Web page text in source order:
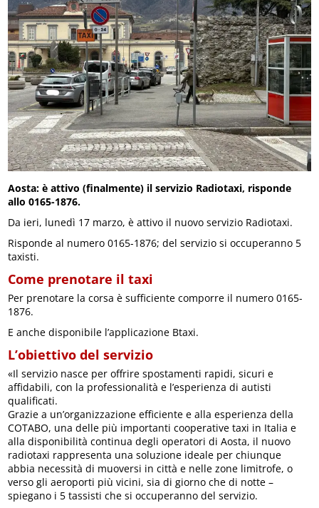
Aosta: è attivo (finalmente) il servizio Radiotaxi, risponde
allo 0165-1876.
Da ieri, lunedì 17 marzo, è attivo il nuovo servizio Radiotaxi.
Risponde al numero 0165-1876; del servizio si occuperanno 5
taxisti.
Come prenotare il taxi
Per prenotare la corsa è sufficiente comporre il numero 0165-
1876.
E anche disponibile l’applicazione Btaxi.
L’obiettivo del servizio
«Il servizio nasce per offrire spostamenti rapidi, sicuri e
affidabili, con la professionalità e l’esperienza di autisti
qualificati.
Grazie a un’organizzazione efficiente e alla esperienza della
COTABO, una delle più importanti cooperative taxi in Italia e
alla disponibilità continua degli operatori di Aosta, il nuovo
radiotaxi rappresenta una soluzione ideale per chiunque
abbia necessità di muoversi in città e nelle zone limitrofe, o
verso gli aeroporti più vicini, sia di giorno che di notte –
spiegano i 5 tassisti che si occuperanno del servizio.